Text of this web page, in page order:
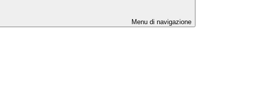
Menu di navigazione